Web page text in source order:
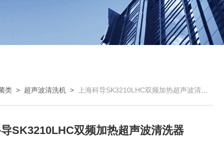
类 > 超声波清洗机 > 上海科导SK3210LHC双频加热超声波清洗器
SK3210LHC双频加热超声波清洗器